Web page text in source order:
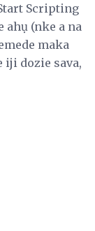
Scripting
(nke a na
maka
iji dozie sava,